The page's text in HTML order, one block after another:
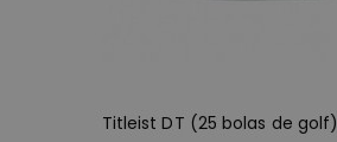
Titleist DT (25 bolas de golf)